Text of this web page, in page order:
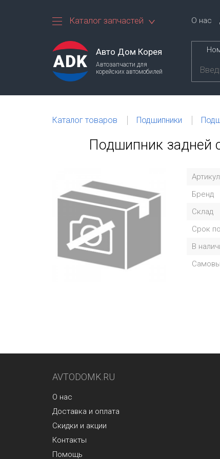
Каталог запчастей О нас
Авто Дом Корея
Автозапчасти для
корейских автомобилей
Каталог товаров Подшипники
Подшипник задней
Артикул
Бренд
Склад
Срок
В
AVTODOMK.RU
О нас
Доставка и оплата
Скидки и акции
Контакты
Помощь